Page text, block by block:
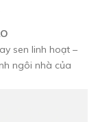
sen linh hoạt –
ngôi nhà của